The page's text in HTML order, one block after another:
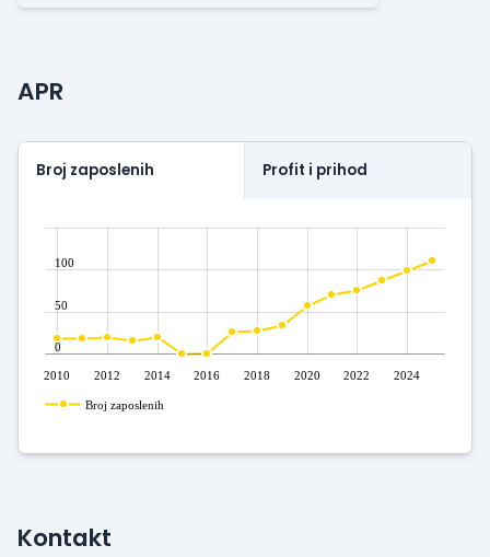
APR
Broj zaposlenih Profit i prihod
2010 2012 2014 2016 2018 2020 2022 2024
0
50
100
Broj zaposlenih
Kontakt